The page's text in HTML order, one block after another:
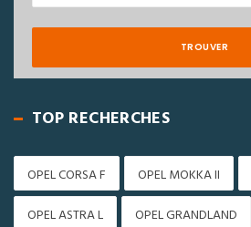
TROUVER
TOP RECHERCHES
OPEL CORSA F OPEL MOKKA II
OPEL ASTRA L
OPEL GRANDLAND